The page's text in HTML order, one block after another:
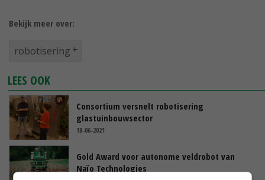
Bekijk meer over:
robotisering
LEES OOK
Consortium versnelt robotisering
glastuinbouwsector
18-06-2021
Gold Award voor autonome veldrobot van
Naïo Technologies